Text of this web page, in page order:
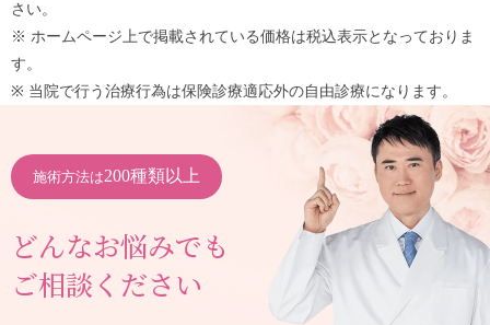
さい。
※ ホームページ上で掲載されている価格は税込表示となっておりま
す。
※ 当院で行う治療行為は保険診療適応外の自由診療になります。
施術方法は200種類以上
どんなお悩みでも
ご相談ください